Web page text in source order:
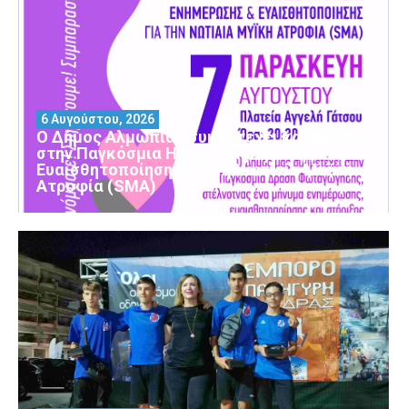
Ο Δήμος Αλμωπίας συμμετέχει και φέτος
στην Παγκόσμια Ημέρα Ενημέρωσης και
Ευαισθητοποίησης για τη Νωτιαία Μυϊκή
Ατροφία (SMA)
6 Αυγούστου, 2026